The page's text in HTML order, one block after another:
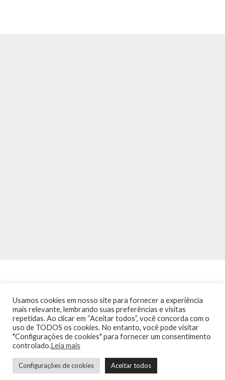
INÍCIO NOTÍCIAS AGENDA CONTATO
TRÂNSITO NA PONTE
TERMOS DE USO / POLÍTICA DE PRIVACIDADE
Guia de Niterói Informática LTDA Todos os Direitos Reservados
Usamos cookies em nosso site para fornecer a experiência
mais relevante, lembrando suas preferências e visitas
repetidas. Ao clicar em “Aceitar todos”, você concorda com o
uso de TODOS os cookies. No entanto, você pode visitar
"Configurações de cookies" para fornecer um consentimento
controlado.Leia mais
Configurações de cookies Aceitar todos